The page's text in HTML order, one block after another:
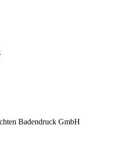
Badendruck GmbH